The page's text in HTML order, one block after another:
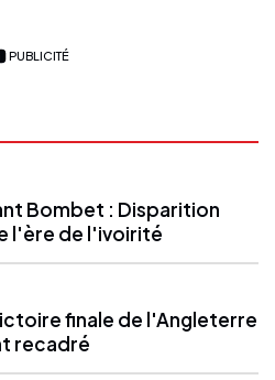
PUBLICITÉ
Bombet : Disparition
l'ère de l'ivoirité
finale de l'Angleterre
recadré